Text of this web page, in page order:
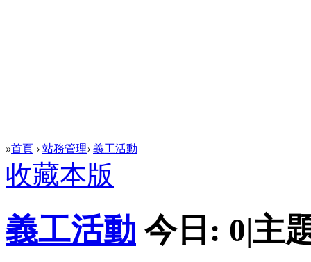
»首頁 › 站務管理› 義工活動
收藏本版
義工活動 今日: 0|主